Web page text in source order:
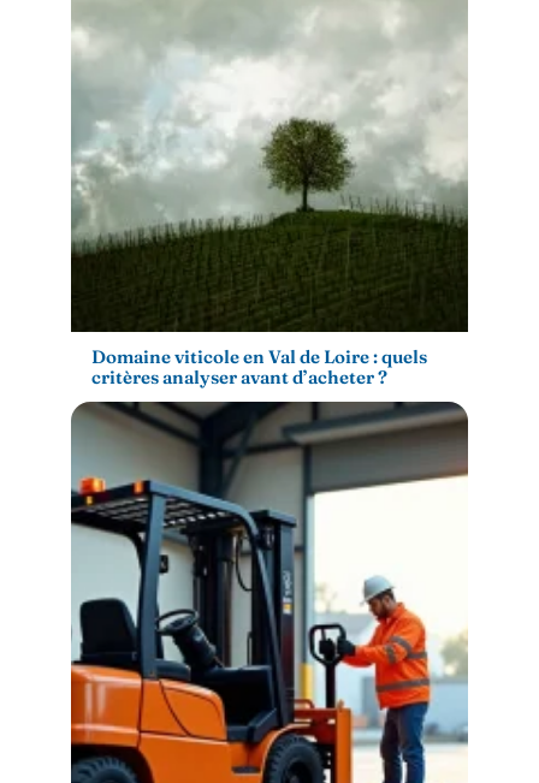
Domaine viticole en Val de Loire : quels
critères analyser avant d’acheter ?